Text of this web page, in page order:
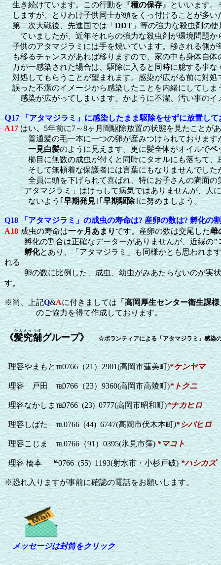
生き続けています。この行動を『種の保存 』といいます
しますが、とりわけ子供同士が頭をくっ付けることが多い
第二次大戦後、先進国では「DDT 」等の強力な殺虫剤の
ていましたが、近年それらの強力な殺虫剤が環境問題か
子供のアタマジラミには手を焼いています。移される側が
も移るチャンスがあれば移りますので、家の中も身体自体
万が一感染された場合は、駆除に入ると同時に臆する事な
対処してもらうことが望まれます。感染が広がる前に対処
誤った不潔のイメージから感染したことを内緒にしてしま
感染が広がってしまいます。かように不潔、汚い事のイ
Q17 「アタマジラミ」に感染したまま駆除をせずに放置し
A17はい、5年前に7～8ヶ月間駆除放置の状態を見たことが
普通髪の毛一本に一つの卵が産みつけられておりますが
一見白髪のように見えます。更に髪全体がオイルでベ
櫛目に無数の成虫が付くと同時にタオルにも落ちて、
そして無頓着な保護者には言葉にもなりませんでした
全員に頭を下げられて喜ばれ、特にお子さんの満面の
「アタマジラミ」はけっして病気ではありませんが、人
ないよう｢ 早期発見｣｢ 早期駆除｣に努めましよう。
Q18 「アタマジラミ」の成虫の寿命は? 産卵の数は? 孵化の
A18 成虫の寿命は一ヶ月あまりです。産卵の数は交尾した雌
孵化の割合は正確なデーターがありませんが、近縁の"
孵化とあり、「アタマジラミ」も同様かとも思われま
れる
卵の数に比例した、成虫、幼虫がみあたらないのが実
す。
※尚、上記Q&Aに付きましては 「高岡厚生センター衛生課
のご協力を得て作成しております。
《髪究舗
かみきゅうぼ
グループ》☆ボランティアによる「アタマジラミ」感染
理容やまもと℡0766 （21 ） 2901(高岡市蓮美町)*ケンヤマ
理容 戸田 ℡0766（23） 9360(高岡市高陵町)*トクニ
理容なかしま℡0766 (23) 0777(高岡市昭和町)*ナカヒロ
理容しばた ℡0766 (44) 6747(高岡市伏木本町)*シバヒロ
理容こじま ℡0766（91 ）0395(氷見市窪) *マコト
理容 橋本 ℡0766 (55) 1193(射水市・小杉戸破) *ハシカズ
※恐れ入りますが事前に確認の電話をお願いします。
メッセージは封筒をクリック 上